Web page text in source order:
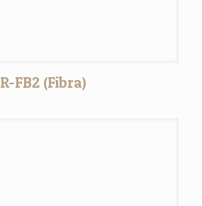
R-FB2 (Fibra)